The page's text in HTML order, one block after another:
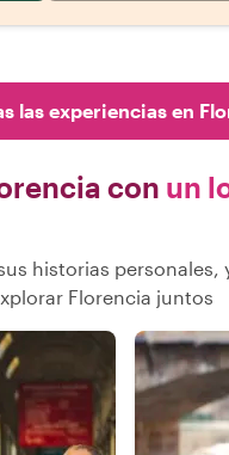
las experiencias en
con un
historias personales,
Florencia juntos